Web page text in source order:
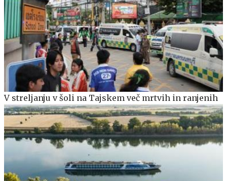
V streljanju v šoli na Tajskem več mrtvih in ranjenih